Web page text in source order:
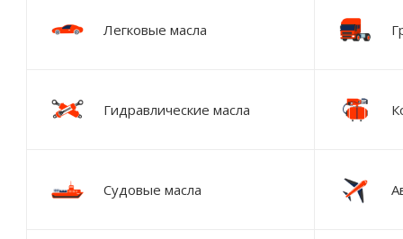
Легковые масла
Гидравлические масла
Судовые масла